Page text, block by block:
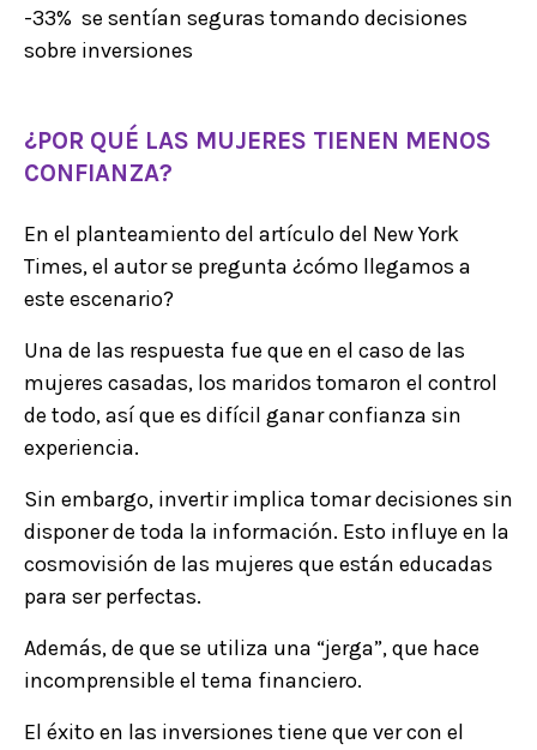
-33% se sentían seguras tomando decisiones
sobre inversiones
¿POR QUÉ LAS MUJERES TIENEN MENOS
CONFIANZA?
En el planteamiento del artículo del New York
Times, el autor se pregunta ¿cómo llegamos a
este escenario?
Una de las respuesta fue que en el caso de las
mujeres casadas, los maridos tomaron el control
de todo, así que es difícil ganar confianza sin
experiencia.
Sin embargo, invertir implica tomar decisiones sin
disponer de toda la información. Esto influye en la
cosmovisión de las mujeres que están educadas
para ser perfectas.
Además, de que se utiliza una “jerga”, que hace
incomprensible el tema financiero.
El éxito en las inversiones tiene que ver con el